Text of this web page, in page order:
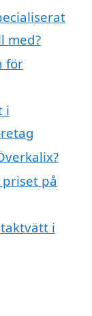
med?
för
i
på
i